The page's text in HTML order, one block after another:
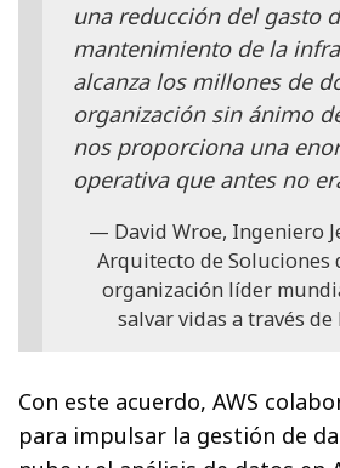
una reducción del gasto
mantenimiento de la
alcanza los millones de
organización sin ánimo
nos proporciona una
operativa que antes no
David Wroe, Ingeniero
Arquitecto de Soluciones
organización líder
salvar vidas a través
Con este acuerdo, AWS
para impulsar la gestión de